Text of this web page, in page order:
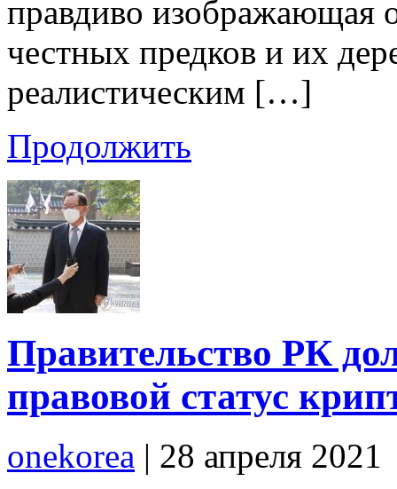
правдиво изображающая
честных предков и их
реалистическим […]
Продолжить
Правительство РК
правовой статус
onekorea | 28 апреля 2021